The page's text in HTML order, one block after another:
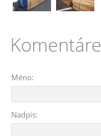
Komentáre
Méno:
Nadpis: